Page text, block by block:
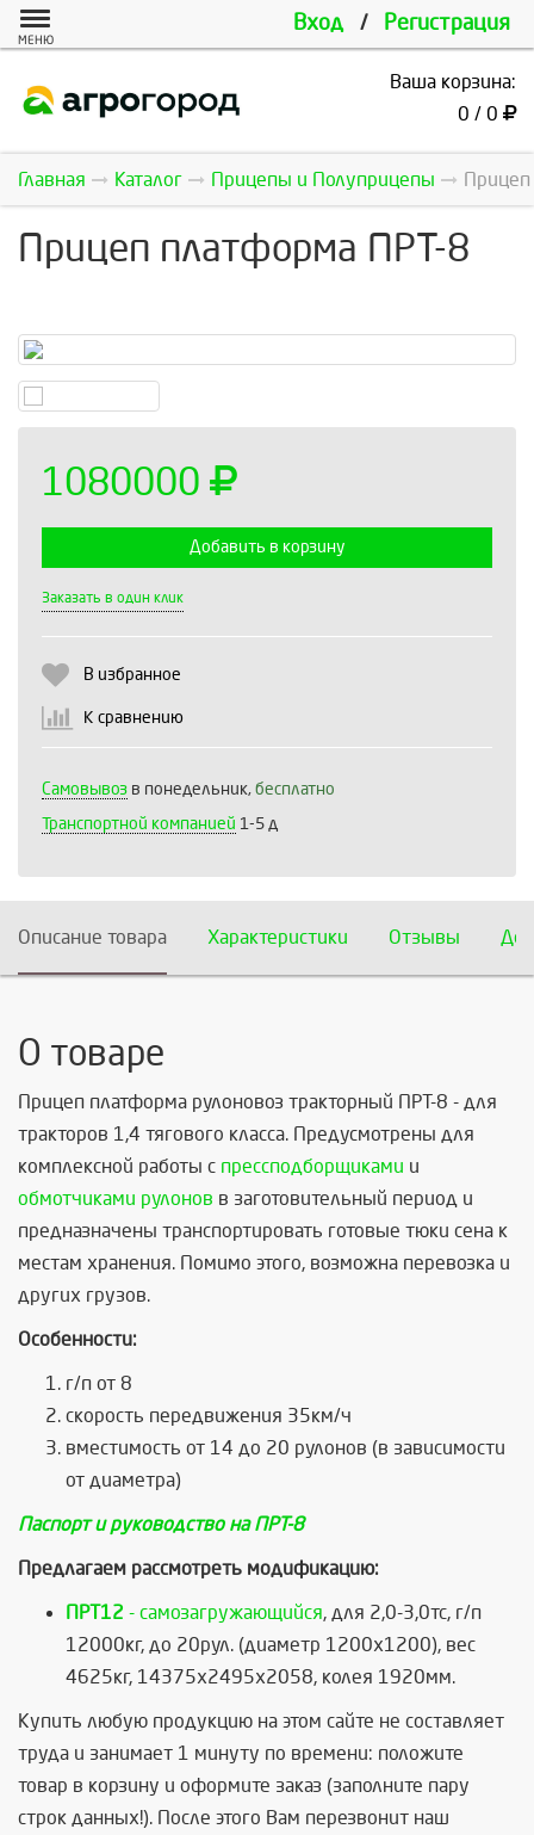
Вход / Регистрация
МЕНЮ
Ваша корзина:
0 / 0
Главная Каталог Прицепы и Полуприцепы Прицеп
Прицеп платформа ПРТ-8
1080000
Добавить в корзину
Заказать в один клик
В избранное
К сравнению
Самовывоз в понедельник, бесплатно
Транспортной компанией 1-5 д
Описание товара Характеристики Отзывы
О товаре
Прицеп платформа рулоновоз тракторный ПРТ-8 - для
тракторов 1,4 тягового класса. Предусмотрены для
комплексной работы с прессподборщиками и
обмотчиками рулонов в заготовительный период и
предназначены транспортировать готовые тюки сена к
местам хранения. Помимо этого, возможна перевозка и
других грузов.
Особенности:
г/п от 8
скорость передвижения 35км/ч
вместимость от 14 до 20 рулонов (в зависимости
от диаметра)
Паспорт и руководство на ПРТ-8
Предлагаем рассмотреть модификацию:
ПРТ12 - самозагружающийся, для 2,0-3,0тс, г/п
12000кг, до 20рул. (диаметр 1200х1200), вес
4625кг, 14375х2495х2058, колея 1920мм.
Купить любую продукцию на этом сайте не составляет
труда и занимает 1 минуту по времени: положите
товар в корзину и оформите заказ (заполните пару
строк данных!). После этого Вам перезвонит наш